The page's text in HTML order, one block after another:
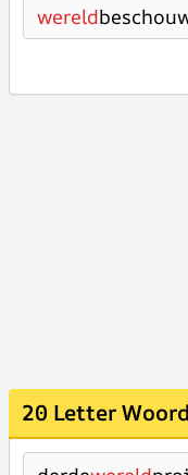
wereld
20 Letter